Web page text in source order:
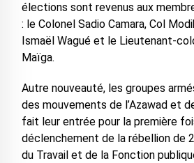
élections sont revenus aux
: le Colonel Sadio Camara, Col
Ismaël Wagué et le Lieutenant-
Maïga.
Autre nouveauté, les groupes
des mouvements de l’Azawad et
fait leur entrée pour la première
déclenchement de la rébellion de
du Travail et de la Fonction